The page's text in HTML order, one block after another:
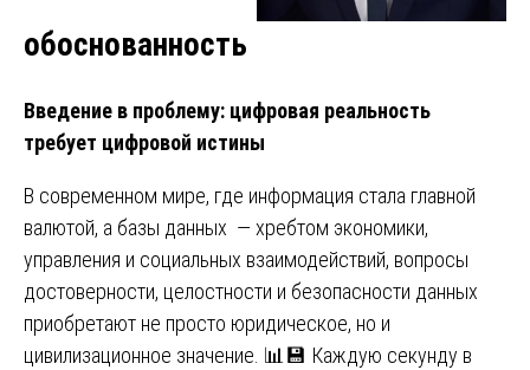
обоснованность
Введение в проблему: цифровая реальность
требует цифровой истины
В современном мире, где информация стала главной
валютой, а базы данных — хребтом экономики,
управления и социальных взаимодействий, вопросы
достоверности, целостности и безопасности данных
приобретают не просто юридическое, но и
цивилизационное значение. 📊💾 Каждую секунду в